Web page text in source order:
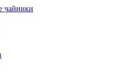
чайники